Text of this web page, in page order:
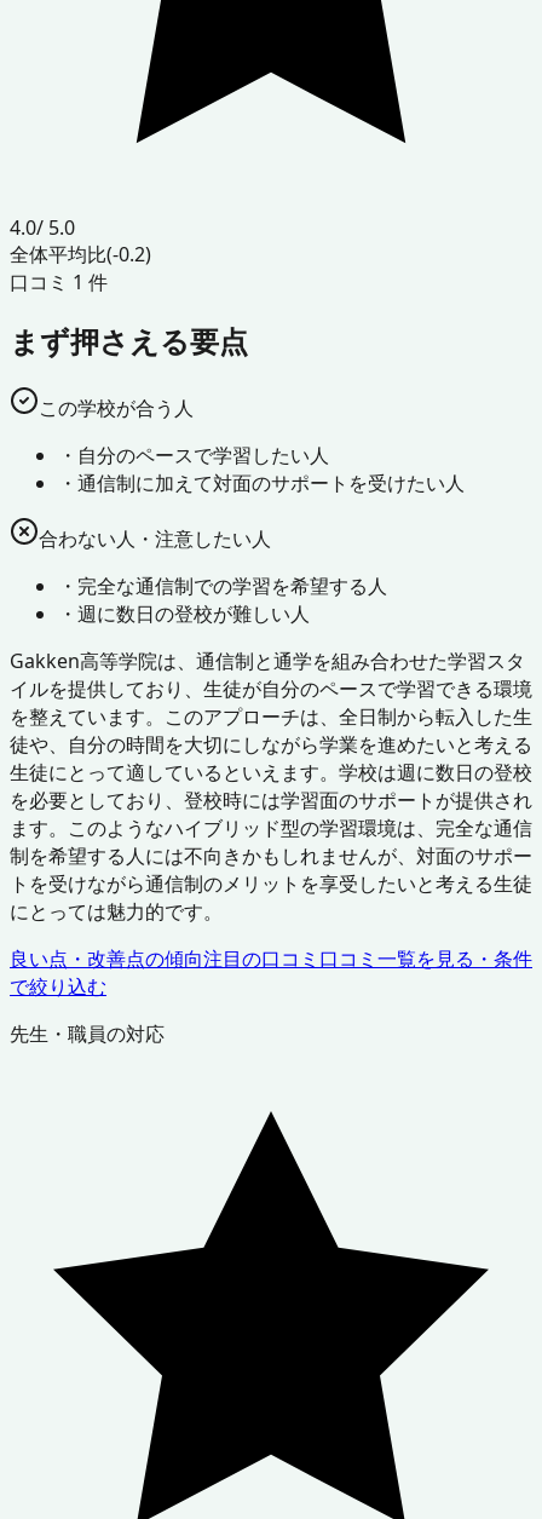
4.0/ 5.0
全体平均比(-0.2)
口コミ 1 件
まず押さえる要点
この学校が合う人
・ 自分のペースで学習したい人
・ 通信制に加えて対面のサポートを受けたい人
合わない人・注意したい人
・ 完全な通信制での学習を希望する人
・ 週に数日の登校が難しい人
Gakken高等学院は、通信制と通学を組み合わせた学習スタ
イルを提供しており、生徒が自分のペースで学習できる環境
を整えています。このアプローチは、全日制から転入した生
徒や、自分の時間を大切にしながら学業を進めたいと考える
生徒にとって適しているといえます。学校は週に数日の登校
を必要としており、登校時には学習面のサポートが提供され
ます。このようなハイブリッド型の学習環境は、完全な通信
制を希望する人には不向きかもしれませんが、対面のサポー
トを受けながら通信制のメリットを享受したいと考える生徒
にとっては魅力的です。
良い点・改善点の傾向注目の口コミ 口コミ一覧を見る・条件
で絞り込む
先生・職員の対応